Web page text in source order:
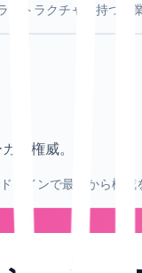
トラクチャを持つ企
ル権威。
インで最初から権威